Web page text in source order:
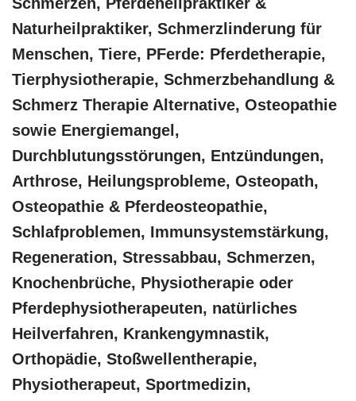
Naturheilpraktiker, Schmerzlinderung für
Menschen, Tiere, PFerde: Pferdetherapie,
Tierphysiotherapie, Schmerzbehandlung &
Schmerz Therapie Alternative, Osteopathie
sowie Energiemangel,
Durchblutungsstörungen, Entzündungen,
Arthrose, Heilungsprobleme, Osteopath,
Osteopathie & Pferdeosteopathie,
Schlafproblemen, Immunsystemstärkung,
Regeneration, Stressabbau, Schmerzen,
Knochenbrüche, Physiotherapie oder
Pferdephysiotherapeuten, natürliches
Heilverfahren, Krankengymnastik,
Orthopädie, Stoßwellentherapie,
Physiotherapeut, Sportmedizin,